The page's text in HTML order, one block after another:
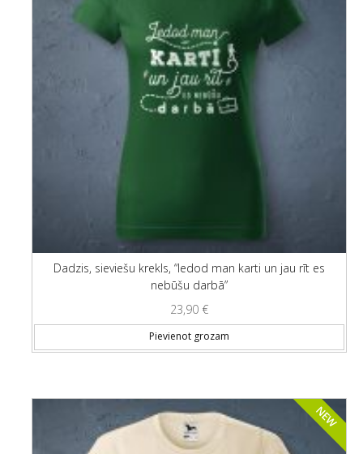
Dadzis, sieviešu krekls, “Iedod man karti un jau rīt es
nebūšu darbā”
23,90 €
Pievienot grozam
NEW